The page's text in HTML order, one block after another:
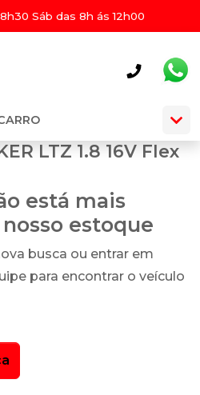
Sáb das 8h ás 12h00
LTZ 1.8 16V Flex
está mais
estoque
busca ou entrar em
para encontrar o veículo